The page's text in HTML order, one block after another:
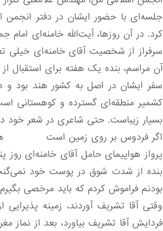
جلسه‌ای با حضور ایشان در دفتر انجمن
کرد. در آن روزها، آیت‌الله خامنه‌ای
سرفراز از شخصیت آقای خامنه‌ای خیلی
آن مراسم، بنده یک هفته برای استقبال از
کشمیر منطقه‌ای گسترده و کوهستانی
بسیار زیباست. حتی شاعری در شعر خود
اگر فردوس بر روی زمین است
پرواز هواپیمای حامل آقای خامنه‌ای
بنده از شدت شوق در پوست خود
بودنم فراموش کردم که باید مرخصی
وقتی آقا تشریف آوردند، زمینه
فردایش آقا تشریف بیاورد، بعد از